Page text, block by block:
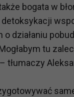
bogata w
o działaniu
tu
tłumaczy